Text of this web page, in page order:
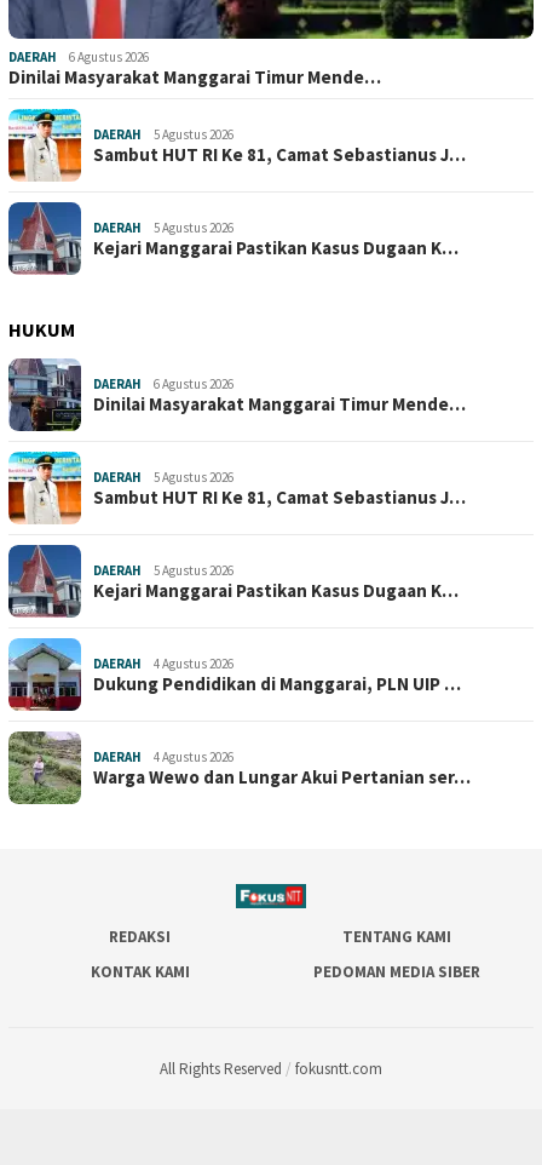
DAERAH 6 Agustus 2026
Dinilai Masyarakat Manggarai Timur Mende…
DAERAH 5 Agustus 2026
Sambut HUT RI Ke 81, Camat Sebastianus J…
DAERAH 5 Agustus 2026
Kejari Manggarai Pastikan Kasus Dugaan K…
HUKUM
DAERAH 6 Agustus 2026
Dinilai Masyarakat Manggarai Timur Mende…
DAERAH 5 Agustus 2026
Sambut HUT RI Ke 81, Camat Sebastianus J…
DAERAH 5 Agustus 2026
Kejari Manggarai Pastikan Kasus Dugaan K…
DAERAH 4 Agustus 2026
Dukung Pendidikan di Manggarai, PLN UIP …
DAERAH 4 Agustus 2026
Warga Wewo dan Lungar Akui Pertanian ser…
REDAKSI
TENTANG KAMI
KONTAK KAMI
PEDOMAN MEDIA SIBER
All Rights Reserved / fokusntt.com